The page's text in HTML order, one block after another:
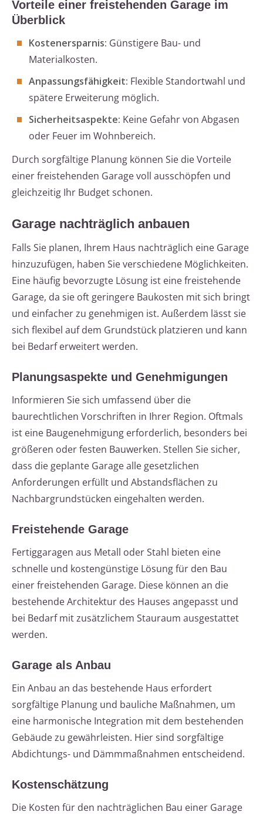
Vorteile einer freistehenden Garage im
Überblick
Kostenersparnis: Günstigere Bau- und
Materialkosten.
Anpassungsfähigkeit: Flexible Standortwahl und
spätere Erweiterung möglich.
Sicherheitsaspekte: Keine Gefahr von Abgasen
oder Feuer im Wohnbereich.
Durch sorgfältige Planung können Sie die Vorteile
einer freistehenden Garage voll ausschöpfen und
gleichzeitig Ihr Budget schonen.
Garage nachträglich anbauen
Falls Sie planen, Ihrem Haus nachträglich eine Garage
hinzuzufügen, haben Sie verschiedene Möglichkeiten.
Eine häufig bevorzugte Lösung ist eine freistehende
Garage, da sie oft geringere Baukosten mit sich bringt
und einfacher zu genehmigen ist. Außerdem lässt sie
sich flexibel auf dem Grundstück platzieren und kann
bei Bedarf erweitert werden.
Planungsaspekte und Genehmigungen
Informieren Sie sich umfassend über die
baurechtlichen Vorschriften in Ihrer Region. Oftmals
ist eine Baugenehmigung erforderlich, besonders bei
größeren oder festen Bauwerken. Stellen Sie sicher,
dass die geplante Garage alle gesetzlichen
Anforderungen erfüllt und Abstandsflächen zu
Nachbargrundstücken eingehalten werden.
Freistehende Garage
Fertiggaragen aus Metall oder Stahl bieten eine
schnelle und kostengünstige Lösung für den Bau
einer freistehenden Garage. Diese können an die
bestehende Architektur des Hauses angepasst und
bei Bedarf mit zusätzlichem Stauraum ausgestattet
werden.
Garage als Anbau
Ein Anbau an das bestehende Haus erfordert
sorgfältige Planung und bauliche Maßnahmen, um
eine harmonische Integration mit dem bestehenden
Gebäude zu gewährleisten. Hier sind sorgfältige
Abdichtungs- und Dämmmaßnahmen entscheidend.
Kostenschätzung
Die Kosten für den nachträglichen Bau einer Garage